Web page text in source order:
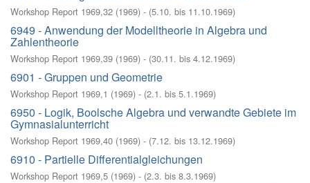
Workshop Report 1969,32 (1969) - (5.10. bis 11.10.1969)
6949 - Anwendung der Modelltheorie in Algebra und
Zahlentheorie
Workshop Report 1969,39 (1969) - (30.11. bis 4.12.1969)
6901 - Gruppen und Geometrie
Workshop Report 1969,1 (1969) - (2.1. bis 5.1.1969)
6950 - Logik, Boolsche Algebra und verwandte Gebiete im
Gymnasialunterricht
Workshop Report 1969,40 (1969) - (7.12. bis 13.12.1969)
6910 - Partielle Differentialgleichungen
Workshop Report 1969,5 (1969) - (2.3. bis 8.3.1969)